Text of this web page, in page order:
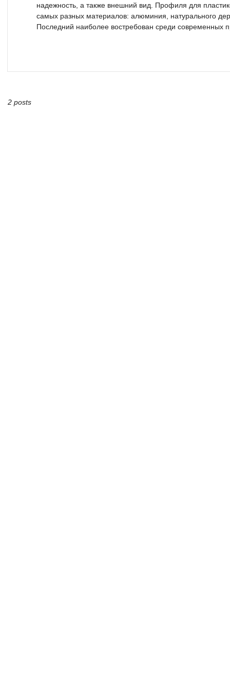
надежность, а также внешний вид. Профиля для
самых разных материалов: алюминия, натурального
Последний наиболее востребован среди современных
2 posts